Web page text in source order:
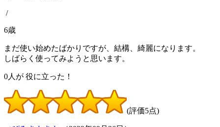
/
6歳
まだ使い始めたばかりですが、結構、綺麗になります。
しばらく使ってみようと思います。
0人が 役に立った！
(評価5点)